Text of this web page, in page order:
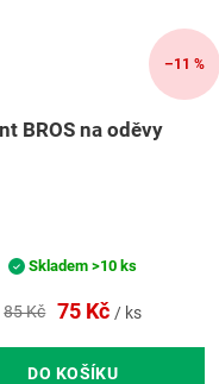
–11 %
BROS na oděvy
85 Kč 75 Kč / ks
DO KOŠÍKU
Skladem>10 ks